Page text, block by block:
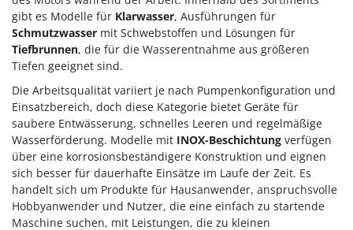
gibt es Modelle für Klarwasser, Ausführungen für
Schmutzwasser mit Schwebstoffen und Lösungen für
Tiefbrunnen, die für die Wasserentnahme aus größeren
Tiefen geeignet sind.
Die Arbeitsqualität variiert je nach Pumpenkonfiguration und
Einsatzbereich, doch diese Kategorie bietet Geräte für
saubere Entwässerung, schnelles Leeren und regelmäßige
Wasserförderung. Modelle mit INOX-Beschichtung verfügen
über eine korrosionsbeständigere Konstruktion und eignen
sich besser für dauerhafte Einsätze im Laufe der Zeit. Es
handelt sich um Produkte für Hausanwender, anspruchsvolle
Hobbyanwender und Nutzer, die eine einfach zu startende
Maschine suchen, mit Leistungen, die zu kleinen